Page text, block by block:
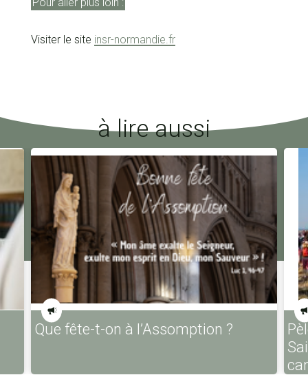
Visiter le site insr-normandie.fr
à lire aussi
Que fête-t-on à l’Assomption ?